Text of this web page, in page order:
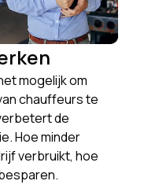
mogelijk om
chauffeurs te
de
Hoe minder
verbruikt, hoe